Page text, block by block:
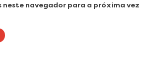
neste navegador para a próxima vez